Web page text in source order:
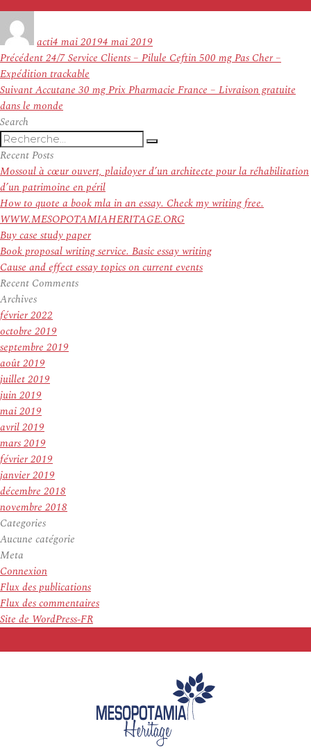
actile
4 mai 20194 mai 2019
Navigation
de
l’article
PrécédentArticle
précédent :
24/7 Service Clients – Pilule Ceftin 500 mg Pas Cher –
Expédition trackable
SuivantArticle
suivant :
Accutane 30 mg Prix Pharmacie France – Livraison gratuite
dans le monde
Search
Recherche
pour
:
Recherche
Recent Posts
Mossoul à cœur ouvert, plaidoyer d’un architecte pour la réhabilitation
d’un patrimoine en péril
How to quote a book mla in an essay. Check my writing free.
WWW.MESOPOTAMIAHERITAGE.ORG
Buy case study paper
Book proposal writing service. Basic essay writing
Cause and effect essay topics on current events
Recent Comments
Archives
février 2022
octobre 2019
septembre 2019
août 2019
juillet 2019
juin 2019
mai 2019
avril 2019
mars 2019
février 2019
janvier 2019
décembre 2018
novembre 2018
Categories
Aucune catégorie
Meta
Connexion
Flux des publications
Flux des commentaires
Site de WordPress-FR